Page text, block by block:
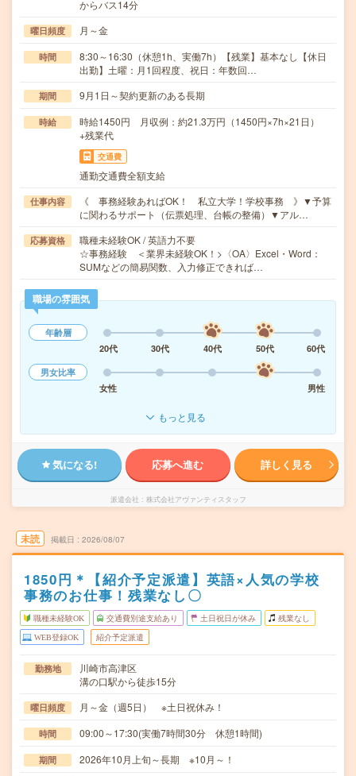
からバス14分
曜日頻度 月～金
時間
8:30～16:30（休憩1h、実働7h）【残業】基本なし【休日
出勤】土曜：月1回程度、祝日：年数回…
期間 9月1日～契約更新のある長期
時給
時給1450円 月収例：約21.3万円（1450円×7h×21日）
+残業代
交通費
通勤交通費全額支給
仕事内容
《 事務経験あればOK！ 私立大学！学校事務 》▼予算
に関わるサポート（伝票処理、台帳の整備）▼アル…
応募資格
職種未経験OK / 英語力不要
☆事務経験 ＜業界未経験OK！>〈OA〉Excel・Word：
SUMなどの簡易関数、入力修正できれば…
職場の雰囲気
年齢層
20代
30代 40代 50代
60代
男女比率
女性
男性
もっと見る
気になる! 応募へ進む 詳しく見る
派遣会社 株式会社アヴァンティスタッフ
未読 掲載日 2026/08/07
1850円＊【紹介予定派遣】英語×人気の学校
事務のお仕事！残業なし〇
職種未経験OK 交通費別途支給あり 土日祝日が休み 残業なし
WEB登録OK 紹介予定派遣
勤務地
川崎市高津区
溝の口駅から徒歩15分
曜日頻度 月～金（週5日） ※土日祝休み！
時間 09:00～17:30(実働7時間30分 休憩1時間)
期間 2026年10月上旬～長期 ※10月～！